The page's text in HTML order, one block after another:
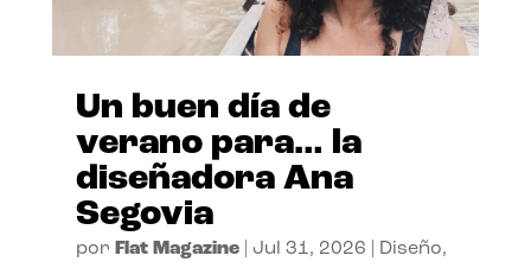
Un buen día de
verano para… la
diseñadora Ana
Segovia
por Flat Magazine| Jul 31, 2026 Diseño,